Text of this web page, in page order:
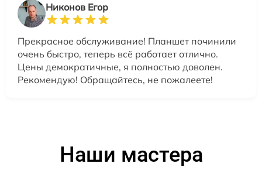
Никонов Егор
Прекрасное обслуживание! Планшет починили
очень быстро, теперь всё работает отлично.
Цены демократичные, я полностью доволен.
Рекомендую! Обращайтесь, не пожалеете!
Наши мастера